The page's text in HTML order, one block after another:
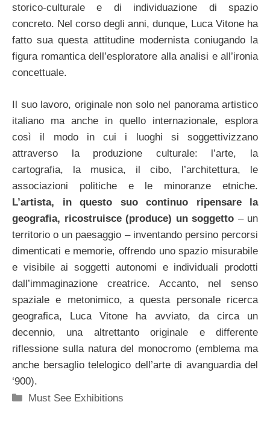
storico-culturale e di individuazione di spazio
concreto. Nel corso degli anni, dunque, Luca Vitone ha
fatto sua questa attitudine modernista coniugando la
figura romantica dell’esploratore alla analisi e all’ironia
concettuale.
Il suo lavoro, originale non solo nel panorama artistico
italiano ma anche in quello internazionale, esplora
così il modo in cui i luoghi si soggettivizzano
attraverso la produzione culturale: l’arte, la
cartografia, la musica, il cibo, l’architettura, le
associazioni politiche e le minoranze etniche.
L’artista, in questo suo continuo ripensare la
geografia, ricostruisce (produce) un soggetto – un
territorio o un paesaggio – inventando persino percorsi
dimenticati e memorie, offrendo uno spazio misurabile
e visibile ai soggetti autonomi e individuali prodotti
dall’immaginazione creatrice. Accanto, nel senso
spaziale e metonimico, a questa personale ricerca
geografica, Luca Vitone ha avviato, da circa un
decennio, una altrettanto originale e differente
riflessione sulla natura del monocromo (emblema ma
anche bersaglio telelogico dell’arte di avanguardia del
‘900).
Categorie
Must See Exhibitions